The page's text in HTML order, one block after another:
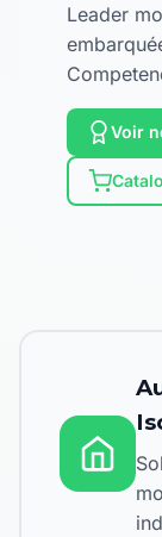
Leader
Voir